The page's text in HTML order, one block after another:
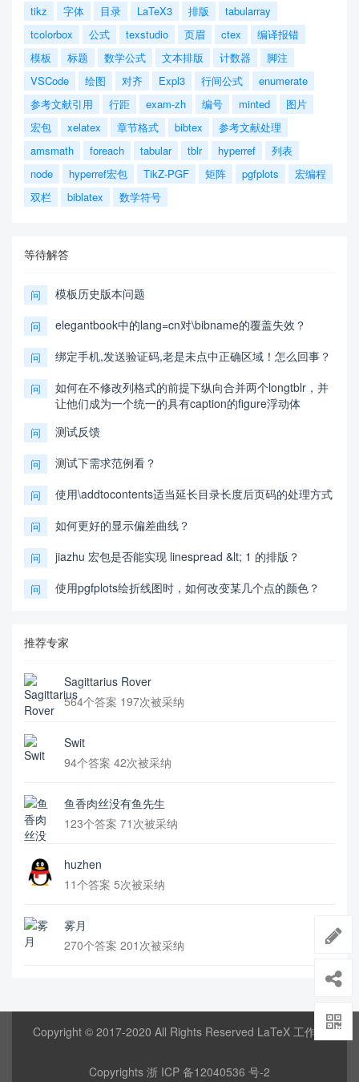
tikz 字体 目录 LaTeX3 排版
tabularray
tcolorbox
公式 texstudio 页眉 ctex
编译报错
模板
标题 数学公式 文本排版 计数器
脚注
VSCode
绘图 对齐 Expl3 行间公式
enumerate
参考文献引用
行距 exam-zh 编号 minted
图片
宏包
xelatex 章节格式 bibtex
参考文献处理
amsmath
foreach tabular tblr hyperref
列表
node
hyperref宏包 TikZ-PGF 矩阵 pgfplots
宏编程
双栏
biblatex 数学符号
等待解答
问 模板历史版本问题
问 elegantbook中的lang=cn对\bibname的覆盖失效？
问 绑定手机,发送验证码,老是未点中正确区域！怎么回事？
问
如何在不修改列格式的前提下纵向合并两个longtblr，并
让他们成为一个统一的具有caption的figure浮动体
问 测试反馈
问 测试下需求范例看？
问 使用\addtocontents适当延长目录长度后页码的处理方式
问 如何更好的显示偏差曲线？
问 jiazhu 宏包是否能实现 linespread &lt; 1 的排版？
问 使用pgfplots绘折线图时，如何改变某几个点的颜色？
推荐专家
Sagittarius Rover
564个答案 197次被采纳
Swit
94个答案 42次被采纳
鱼香肉丝没有鱼先生
123个答案 71次被采纳
huzhen
11个答案 5次被采纳
雾月
270个答案 201次被采纳
Copyright © 2017-2020 All Rights Reserved LaTeX 工作室
Copyrights 浙 ICP 备12040536 号-2